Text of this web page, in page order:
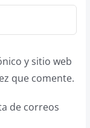
y sitio web
que comente.
de correos